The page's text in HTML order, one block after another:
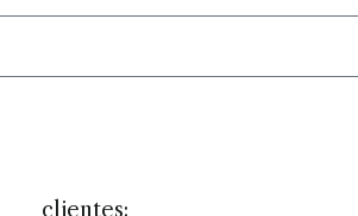
clientes: